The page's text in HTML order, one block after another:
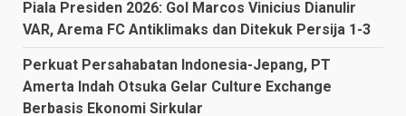
Piala Presiden 2026: Gol Marcos Vinicius Dianulir
VAR, Arema FC Antiklimaks dan Ditekuk Persija 1-3
Perkuat Persahabatan Indonesia-Jepang, PT
Amerta Indah Otsuka Gelar Culture Exchange
Berbasis Ekonomi Sirkular